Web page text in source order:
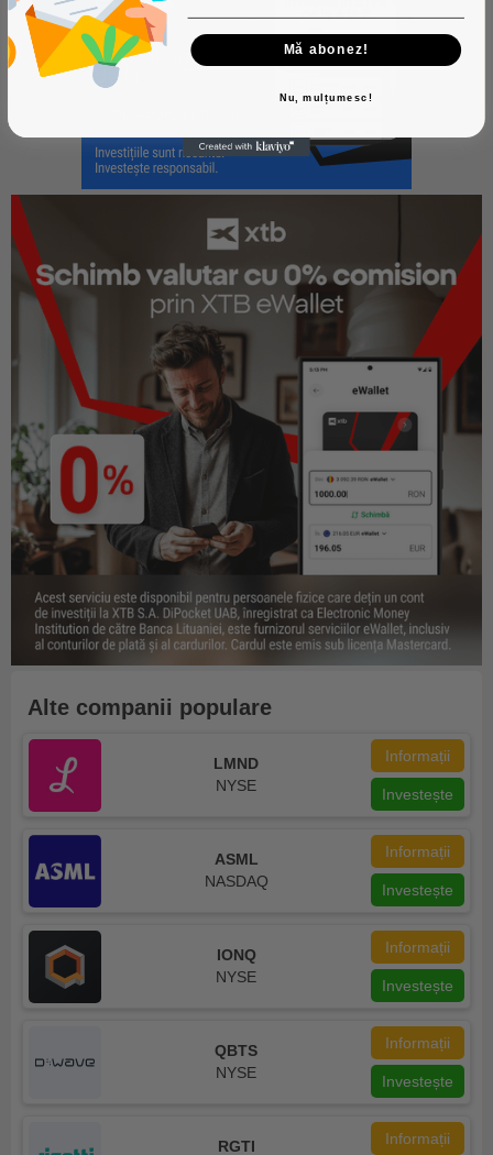
Alte companii populare
LMND
NYSE
Informații
Investește
ASML
NASDAQ
Informații
Investește
IONQ
NYSE
Informații
Investește
QBTS
NYSE
Informații
Investește
RGTI Informații
Mă abonez!
Nu, mulțumesc!